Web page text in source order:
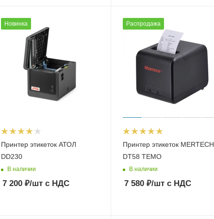
Новинка
Принтер этикеток АТОЛ
DD230
В наличии
7 200₽/штс НДС
Распродажа
Принтер этикеток MERTECH
DT58 TEMO
В наличии
7 580 ₽/шт с НДС